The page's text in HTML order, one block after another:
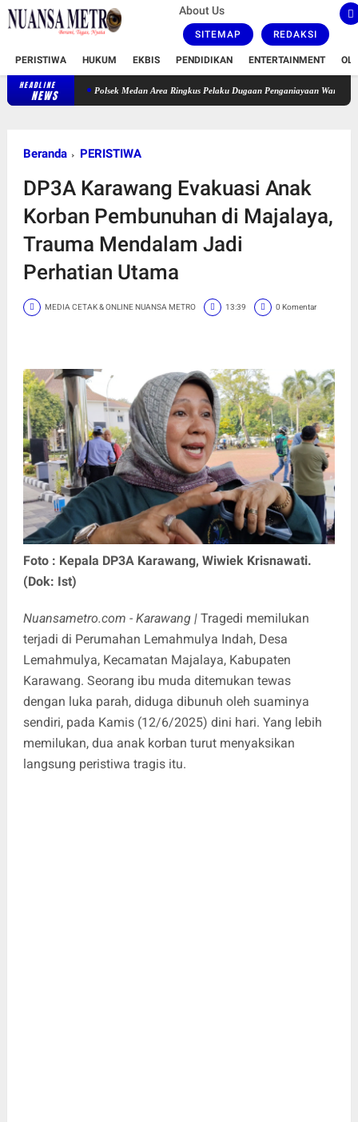
About Us
SITEMAP REDAKSI
PERISTIWA HUKUM EKBIS PENDIDIKAN ENTERTAINMENT
HEADLINE
NEWS
Polsek Medan Area Ringkus Pelaku Dugaan Penganiayaan Wanita di Depan
Beranda PERISTIWA
DP3A Karawang Evakuasi Anak
Korban Pembunuhan di Majalaya,
Trauma Mendalam Jadi
Perhatian Utama
MEDIA CETAK & ONLINE NUANSA METRO 13:39 0 Komentar
Foto : Kepala DP3A Karawang, Wiwiek Krisnawati.
(Dok: Ist)
Nuansametro.com - Karawang |Tragedi memilukan
terjadi di Perumahan Lemahmulya Indah, Desa
Lemahmulya, Kecamatan Majalaya, Kabupaten
Karawang. Seorang ibu muda ditemukan tewas
dengan luka parah, diduga dibunuh oleh suaminya
sendiri, pada Kamis (12/6/2025) dini hari. Yang lebih
memilukan, dua anak korban turut menyaksikan
langsung peristiwa tragis itu.